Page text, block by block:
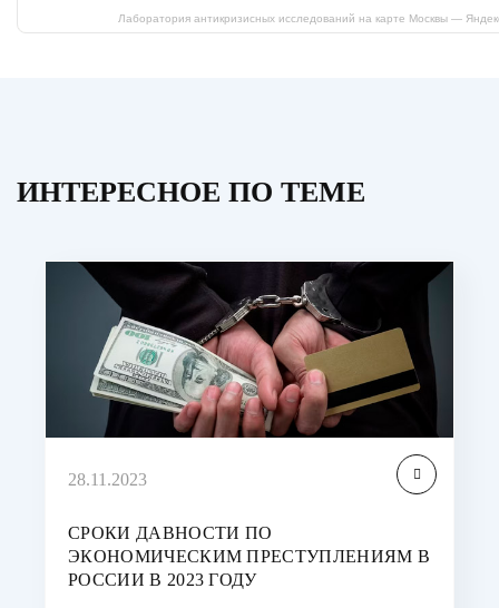
Лаборатория антикризисных исследований на карте Москвы —
ИНТЕРЕСНОЕ ПО ТЕМЕ
28.11.2023
СРОКИ ДАВНОСТИ ПО
ЭКОНОМИЧЕСКИМ ПРЕСТУПЛЕНИЯМ В
РОССИИ В 2023 ГОДУ